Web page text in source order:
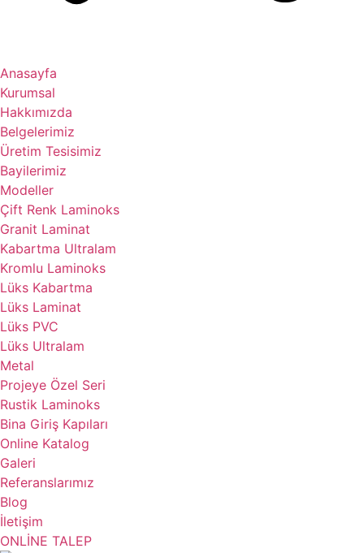
Anasayfa
Kurumsal
Hakkımızda
Belgelerimiz
Üretim Tesisimiz
Bayilerimiz
Modeller
Çift Renk Laminoks
Granit Laminat
Kabartma Ultralam
Kromlu Laminoks
Lüks Kabartma
Lüks Laminat
Lüks PVC
Lüks Ultralam
Metal
Projeye Özel Seri
Rustik Laminoks
Bina Giriş Kapıları
Online Katalog
Galeri
Referanslarımız
Blog
İletişim
ONLİNE TALEP